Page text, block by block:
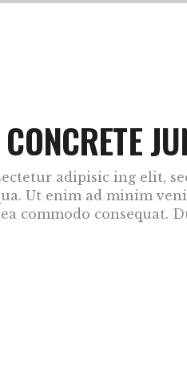
adipisic ing elit,
Ut enim ad minim
commodo consequat.